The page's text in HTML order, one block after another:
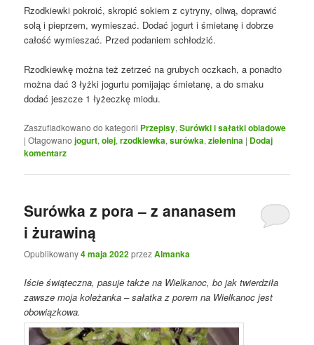
Rzodkiewki pokroić, skropić sokiem z cytryny, oliwą, doprawić
solą i pieprzem, wymieszać. Dodać jogurt i śmietanę i dobrze
całość wymieszać. Przed podaniem schłodzić.
Rzodkiewkę można też zetrzeć na grubych oczkach, a ponadto
można dać 3 łyżki jogurtu pomijając śmietanę, a do smaku
dodać jeszcze 1 łyżeczkę miodu.
Zaszufladkowano do kategorii Przepisy,Surówki i sałatki obiadowe
|Otagowano jogurt,olej,rzodkiewka,surówka,zielenina | Dodaj
komentarz
Surówka z pora – z ananasem
i żurawiną
Opublikowany4 maja 2022przezAlmanka
Iście świąteczna, pasuje także na Wielkanoc, bo jak twierdziła
zawsze moja koleżanka – sałatka z porem na Wielkanoc jest
obowiązkowa.